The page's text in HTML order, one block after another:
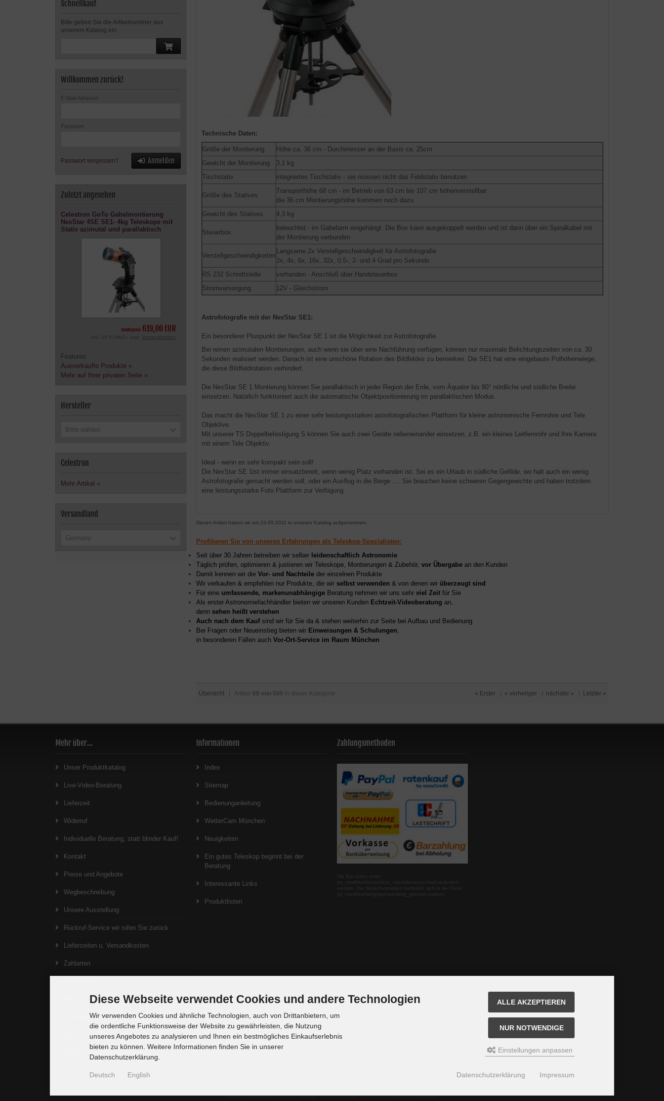
Technische Daten:
Größe der Montierung
Höhe ca. 36 cm - Durchmesser an der Basis ca. 25cm
Gewicht der Montierung
3,1 kg
Tischstativ
integriertes Tischstativ - sie müssen nicht das Feldstativ benutzen
Größe des Statives
Transporthöhe 68 cm - im Betrieb von 63 cm bis 107 cm höhenverstellbar
die 36 cm Montierungshöhe kommen noch dazu
Gewicht des Statives
4,3 kg
Steuerbox
beleuchtet - im Gabelarm eingehängt. Die Box kann ausgekoppelt werden und ist dann über ein Spiralkabel mit
der Montierung verbunden
Verstellgeschwindigkeiten
Langsame 2x Verstellgeschwindigkeit für Astrofotografie
2x, 4x, 6x, 16x, 32x, 0.5-, 2- und 4 Grad pro Sekunde
RS 232 Schnittstelle
vorhanden - Anschluß über Handsteuerbox
Stromversorgung
12V - Gleichstrom
Astrofotografie mit der NexStar SE1:
Ein besonderer Pluspunkt der NexStar SE 1 ist die Möglichkeit zur Astrofotografie.
Bei reinen azimutalen Montierungen, auch wenn sie über eine Nachführung verfügen, können nur maximale Belichtungszeiten von ca. 30
Sekunden realisiert werden. Danach ist eine unschöne Rotation des Bildfeldes zu bemerken. Die SE1 hat eine eingebaute Polhöhenwiege,
die diese Bildfeldrotation verhindert.
Die NexStar SE 1 Montierung können Sie parallaktisch in jeder Region der Erde, vom Äquator bis 80° nördliche und südliche Breite
einsetzen. Natürlich funktioniert auch die automatische Objektpositionierung im parallaktischen Modus.
Das macht die NexStar SE 1 zu einer sehr leistungsstarken astrofotografischen Plattform für kleine astronomische Fernrohre und Tele
Objektive.
Mit unserer TS Doppelbefestigung S können Sie auch zwei Geräte nebeneinander einsetzen, z.B. ein kleines Leitfernrohr und Ihre Kamera
mit einem Tele Objektiv.
Ideal - wenn es sehr kompakt sein soll!
Die NexStar SE 1ist immer einsatzbereit, wenn wenig Platz vorhanden ist. Sei es ein Urlaub in südliche Gefilde, wo halt auch ein wenig
Astrofotografie gemacht werden soll, oder ein Ausflug in die Berge .... Sie brauchen keine schweren Gegengewichte und haben trotzdem
eine leistungsstarke Foto Plattform zur Verfügung.
Diesen Artikel haben wir am 23.05.2011 in unseren Katalog aufgenommen.
Profitieren Sie von unseren Erfahrungen als Teleskop-Spezialisten:
Seit über 30 Jahren betreiben wir selber leidenschaftlich Astronomie
Täglich prüfen, optimieren & justieren wir Teleskope, Montierungen & Zubehör, vor Übergabe an den Kunden
Damit kennen wir die Vor- und Nachteile der einzelnen Produkte
Wir verkaufen & empfehlen nur Produkte, die wir selbst verwenden & von denen wir überzeugt sind
Für eine umfassende, markenunabhängige Beratung nehmen wir uns sehr viel Zeit für Sie
Als erster Astronomiefachhändler bieten wir unseren Kunden Echtzeit-Videoberatung an,
denn sehen heißt verstehen
Auch nach dem Kaufsind wir für Sie da & stehen weiterhin zur Seite bei Aufbau und Bedienung
Bei Fragen oder Neueinstieg bieten wir Einweisungen & Schulungen
in besonderen Fällen auch Vor-Ort-Service im Raum München
Übersicht | Artikel 69 von 505 in dieser Kategorie « Erster | « vorheriger | nächster » | Letzter »
Schnellkauf
Bitte geben Sie die Artikelnummer aus
unserem Katalog ein.
Willkommen zurück!
E-Mail-Adresse:
Passwort:
Passwort vergessen? Anmelden
Zuletzt angesehen
Celestron GoTo Gabelmontierung
NexStar 4SE SE1- 4kg Teleskope mit
Stativ azimutal und parallaktisch
Sonderpreis 619,00 EUR
inkl. 19 % MwSt. zzgl.
Features:
Ausverkaufte Produkte »
Mehr auf Ihrer privaten Seite »
Hersteller
Bitte wählen
Celestron
Mehr Artikel »
Versandland
Germany
Mehr über...
Unser Produktkatalog
Live-Video-Beratung
Lieferzeit
Widerruf
Individuelle Beratung, statt blinder Kauf!
Kontakt
Preise und Angebote
Wegbeschreibung
Unsere Ausstellung
Rückruf-Service wir rufen Sie zurück
Lieferzeiten u. Versandkosten
Zahlarten
AGB und Widerrufsrecht
Privatsphäre und Datenschutz
Informationen
Index
Sitemap
Bedienunganleitung
WetterCam München
Neuigkeiten
Ein gutes Teleskop beginnt bei der
Beratung
Interessante Links
Produktlisten
Zahlungsmethoden
Die Box kann unter
tpl_modified/boxes/box_miscellaneous.html verändert
werden. Die Sprachvariablen befinden sich in der Datei
Teleskop-Spezialisten © 2026 | Template © 2009-2026 bymodified eCommerce Shopsoftware
Diese Webseite verwendet Cookies und andere Technologien
Wir verwenden Cookies und ähnliche Technologien, auch von Drittanbietern, um
die ordentliche Funktionsweise der Website zu gewährleisten, die Nutzung
unseres Angebotes zu analysieren und Ihnen ein bestmögliches Einkaufserlebnis
bieten zu können. Weitere Informationen finden Sie in unserer
Datenschutzerklärung.
ALLE AKZEPTIEREN
NUR NOTWENDIGE
Einstellungen anpassen
Deutsch English Datenschutzerklärung Impressum